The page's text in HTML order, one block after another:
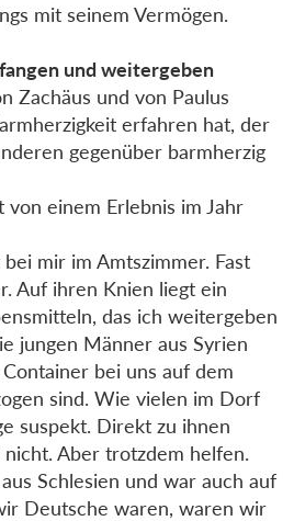
mit seinem Vermögen.
und weitergeben
Zachäus und von Paulus
erfahren hat, der
gegenüber barmherzig
von einem Erlebnis im Jahr
mir im Amtszimmer. Fast
Auf ihren Knien liegt ein
das ich weitergeben
jungen Männer aus Syrien
bei uns auf dem
sind. Wie vielen im Dorf
suspekt. Direkt zu ihnen
Aber trotzdem helfen.
Schlesien und war auch auf
Deutsche waren, waren wir